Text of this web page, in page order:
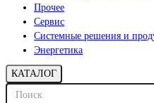
Прочее
Сервис
Системные решения и
Энергетика
КАТАЛОГ